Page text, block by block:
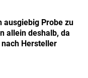
ausgiebig Probe zu
allein deshalb, da
Hersteller